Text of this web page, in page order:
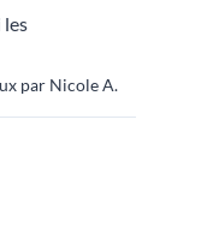
les
par Nicole A.